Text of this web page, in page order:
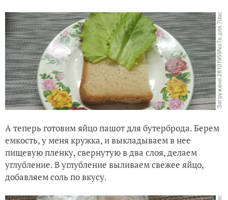
А теперь готовим яйцо пашот для бутерброда. Берем
емкость, у меня кружка, и выкладываем в нее
пищевую пленку, свернутую в два слоя, делаем
углубление. В углубление выливаем свежее яйцо,
добавляем соль по вкусу.